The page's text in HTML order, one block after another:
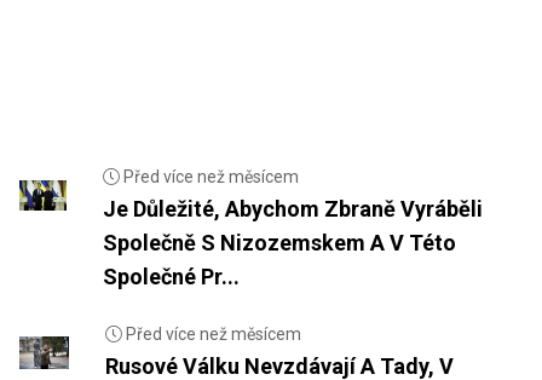
Před více než měsícem
Je Důležité, Abychom Zbraně Vyráběli
Společně S Nizozemskem A V Této
Společné Pr...
Před více než měsícem
Rusové Válku Nevzdávají A Tady, V